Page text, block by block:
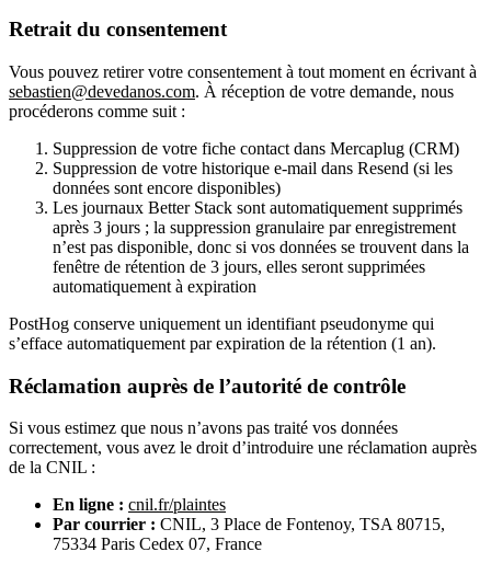
Retrait du consentement
Vous pouvez retirer votre consentement à tout moment en écrivant à
sebastien@devedanos.com. À réception de votre demande, nous
procéderons comme suit :
Suppression de votre fiche contact dans Mercaplug (CRM)
Suppression de votre historique e-mail dans Resend (si les
données sont encore disponibles)
Les journaux Better Stack sont automatiquement supprimés
après 3 jours ; la suppression granulaire par enregistrement
n’est pas disponible, donc si vos données se trouvent dans la
fenêtre de rétention de 3 jours, elles seront supprimées
automatiquement à expiration
PostHog conserve uniquement un identifiant pseudonyme qui
s’efface automatiquement par expiration de la rétention (1 an).
Réclamation auprès de l’autorité de contrôle
Si vous estimez que nous n’avons pas traité vos données
correctement, vous avez le droit d’introduire une réclamation auprès
de la CNIL :
En ligne : cnil.fr/plaintes
Par courrier : CNIL, 3 Place de Fontenoy, TSA 80715,
75334 Paris Cedex 07, France